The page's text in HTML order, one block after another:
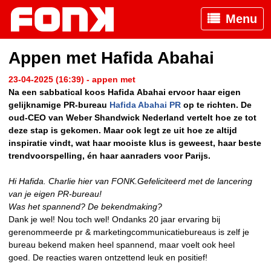
Menu
Appen met Hafida Abahai
23-04-2025 (16:39) - appen met
Na een sabbatical koos Hafida Abahai ervoor haar eigen
gelijknamige PR-bureau Hafida Abahai PR op te richten. De
oud-CEO van Weber Shandwick Nederland vertelt hoe ze tot
deze stap is gekomen. Maar ook legt ze uit hoe ze altijd
inspiratie vindt, wat haar mooiste klus is geweest, haar beste
trendvoorspelling, én haar aanraders voor Parijs.
Hi Hafida. Charlie hier van FONK.Gefeliciteerd met de lancering
van je eigen PR-bureau!
Was het spannend? De bekendmaking?
Dank je wel! Nou toch wel! Ondanks 20 jaar ervaring bij
gerenommeerde pr & marketingcommunicatiebureaus is zelf je
bureau bekend maken heel spannend, maar voelt ook heel
goed. De reacties waren ontzettend leuk en positief!